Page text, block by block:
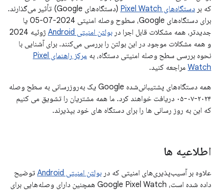
که بر دستگاه‌های Pixel Watch
(دستگاه‌های Google) تأثیر می‌گذارند.
برای دستگاه‌های Google، سطوح وصله امنیتی 2024-07-05 یا
جدیدتر، همه مشکلات قابل اجرا در بولتن امنیتی Android
ژوئیه 2024
و همه مشکلات موجود در این بولتن را بررسی می‌کنند. برای آشنایی با
نحوه بررسی سطح وصله امنیتی دستگاه، به
مرکز راهنمای Pixel
Watch مراجعه کنید.
همه دستگاه‌های پشتیبانی‌شده Google یک به‌روزرسانی به سطح وصله
۲۰۲۴-۰۷-۰۵ دریافت خواهند کرد. ما همه مشتریان را تشویق می کنیم
که این به روز رسانی ها را برای دستگاه های خود بپذیرند.
اطلاعیه ها
علاوه بر آسیب‌پذیری‌های امنیتی که در بولتن امنیتی Android
توضیح
داده شده است، Google Pixel Watch همچنین دارای وصله‌هایی برای